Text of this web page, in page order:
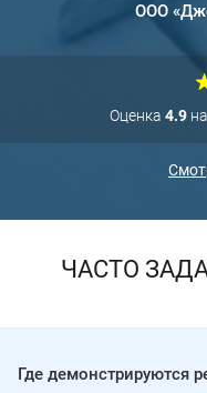
ООО
Оценка 4.9
ЧАСТО
Где демонстрируются